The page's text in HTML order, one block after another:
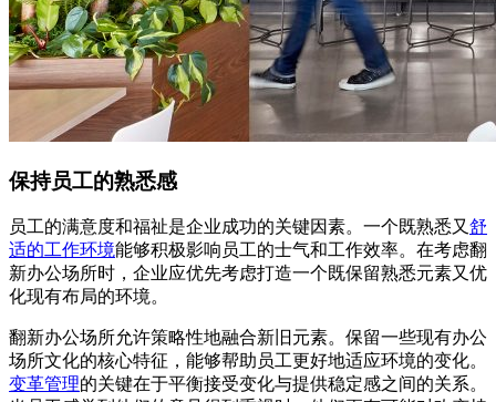
保持员工的熟悉感
员工的满意度和福祉是企业成功的关键因素。一个既熟悉又 舒
适的工作环境能够积极影响员工的士气和工作效率。在考虑翻
新办公场所时，企业应优先考虑打造一个既保留熟悉元素又优
化现有布局的环境。
翻新办公场所允许策略性地融合新旧元素。保留一些现有办公
场所文化的核心特征，能够帮助员工更好地适应环境的变化。
变革管理的关键在于平衡接受变化与提供稳定感之间的关系。